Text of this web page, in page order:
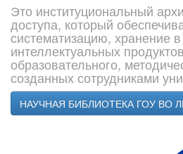
Это институциональный
доступа, который
систематизацию, хранение
интеллектуальных
образовательного,
созданных сотрудниками
НАУЧНАЯ БИБЛИОТЕКА ГОУ ВО